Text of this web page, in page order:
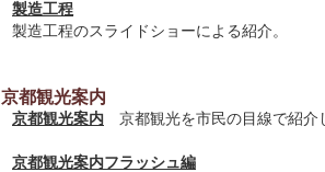
製造工程
製造工程のスライドショーによる紹介。
京都観光案内
京都観光案内 京都観光を市民の目線で紹介
京都観光案内フラッシュ編